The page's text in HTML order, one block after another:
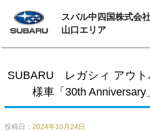
スバル中四国株式会
山口エリア
SUBARU レガシィ アウト
様車「30th Anniversary
投稿日： 2024年10月24日